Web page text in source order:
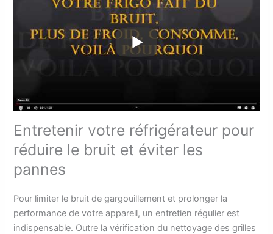
Entretenir votre réfrigérateur pour
réduire le bruit et éviter les
pannes
Pour limiter le bruit de gargouillement et prolonger la
performance de votre appareil, un entretien régulier est
indispensable. Outre la vérification du nettoyage des grilles